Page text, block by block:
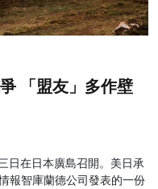
「盟友」多作壁
日在日本廣島召開。美日承
報智庫蘭德公司發表的一份